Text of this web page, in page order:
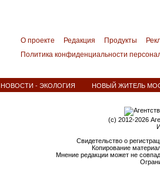
О проекте Редакция Продукты
Политика конфиденциальности
НОВОСТИ - ЭКОЛОГИЯ НОВЫЙ ЖИТЕЛЬ
(c) 2012-2026
Свидетельство о
Копирование
Мнение редакции может не